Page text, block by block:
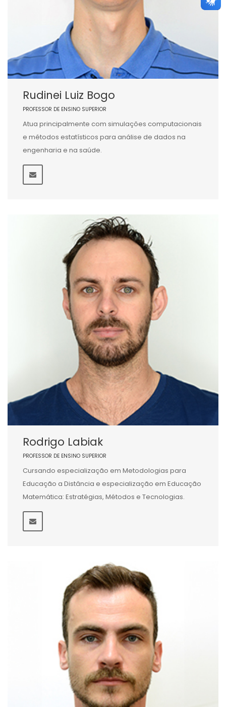
Rudinei Luiz Bogo
PROFESSOR DE ENSINO SUPERIOR
Atua principalmente com simulações computacionais
e métodos estatísticos para análise de dados na
engenharia e na saúde.
Rodrigo Labiak
PROFESSOR DE ENSINO SUPERIOR
Cursando especialização em Metodologias para
Educação a Distância e especialização em Educação
Matemática: Estratégias, Métodos e Tecnologias.